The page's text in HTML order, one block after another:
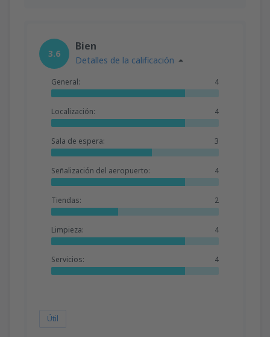
3.6
Bien
Detalles de la calificación
General: 4
Localización: 4
Sala de espera: 3
Señalización del aeropuerto: 4
Tiendas: 2
Limpieza: 4
Servicios: 4
Útil